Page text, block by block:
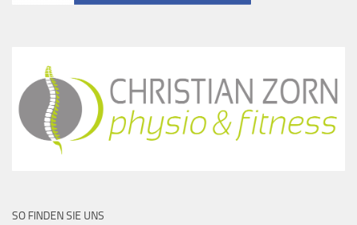
SO FINDEN SIE UNS